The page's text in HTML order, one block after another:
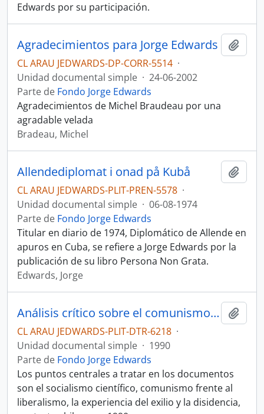
Edwards por su participación.
Agradecimientos para Jorge Edwards
CL ARAU JEDWARDS-DP-CORR-5514 ·
Unidad documental simple · 24-06-2002
Parte de Fondo Jorge Edwards
Agradecimientos de Michel Braudeau por una
agradable velada
Bradeau, Michel
Allendediplomat i onad på Kubå
CL ARAU JEDWARDS-PLIT-PREN-5578 ·
Unidad documental simple · 06-08-1974
Parte de Fondo Jorge Edwards
Titular en diario de 1974, Diplomático de Allende en
apuros en Cuba, se refiere a Jorge Edwards por la
publicación de su libro Persona Non Grata.
Edwards, Jorge
Análisis crítico sobre el comunismo y los desafíos de la transición democrática en Chile
CL ARAU JEDWARDS-PLIT-DTR-6218 ·
Unidad documental simple · 1990
Parte de Fondo Jorge Edwards
Los puntos centrales a tratar en los documentos
son el socialismo científico, comunismo frente al
liberalismo, la experiencia del exilio y la disidencia,